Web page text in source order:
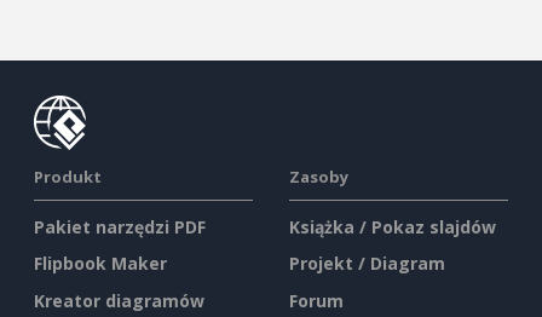
Produkt
Pakiet narzędzi PDF
Flipbook Maker
Kreator diagramów
Zasoby
Książka / Pokaz slajdów
Projekt / Diagram
Forum